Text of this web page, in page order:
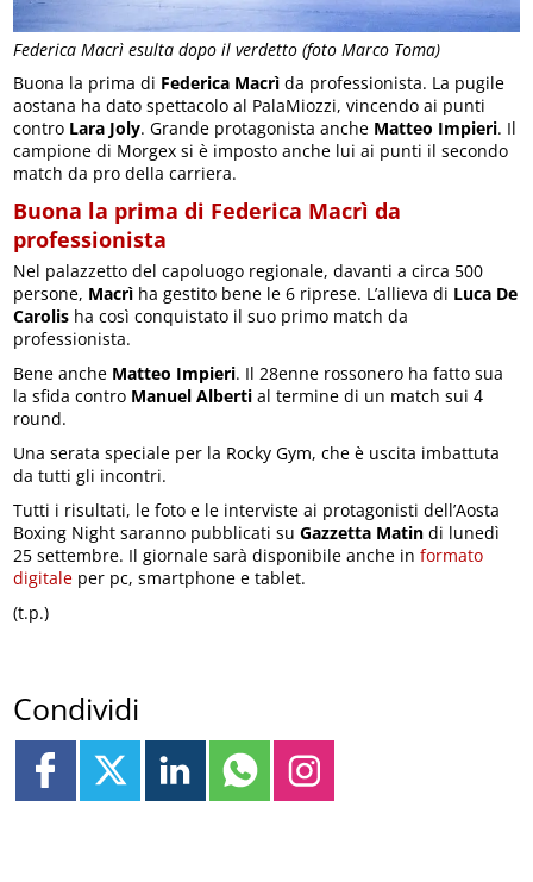
Federica Macrì esulta dopo il verdetto (foto Marco Toma)
Buona la prima di Federica Macrì da professionista. La pugile
aostana ha dato spettacolo al PalaMiozzi, vincendo ai punti
contro Lara Joly. Grande protagonista anche Matteo Impieri. Il
campione di Morgex si è imposto anche lui ai punti il secondo
match da pro della carriera.
Buona la prima di Federica Macrì da
professionista
Nel palazzetto del capoluogo regionale, davanti a circa 500
persone, Macrì ha gestito bene le 6 riprese. L’allieva di Luca De
Carolis ha così conquistato il suo primo match da
professionista.
Bene anche Matteo Impieri. Il 28enne rossonero ha fatto sua
la sfida contro Manuel Alberti al termine di un match sui 4
round.
Una serata speciale per la Rocky Gym, che è uscita imbattuta
da tutti gli incontri.
Tutti i risultati, le foto e le interviste ai protagonisti dell’Aosta
Boxing Night saranno pubblicati suGazzetta Matin di lunedì
25 settembre. Il giornale sarà disponibile anche informato
digitale per pc, smartphone e tablet.
(t.p.)
Condividi